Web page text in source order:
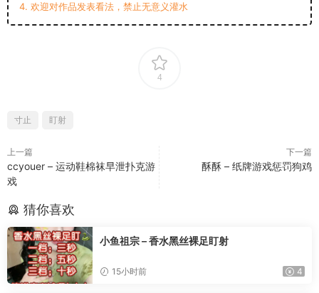
4. 欢迎对作品发表看法，禁止无意义灌水
4
寸止 盯射
上一篇
ccyouer – 运动鞋棉袜早泄扑克游
戏
下一篇
酥酥 – 纸牌游戏惩罚狗鸡
猜你喜欢
小鱼祖宗 – 香水黑丝裸足盯射
15小时前 4